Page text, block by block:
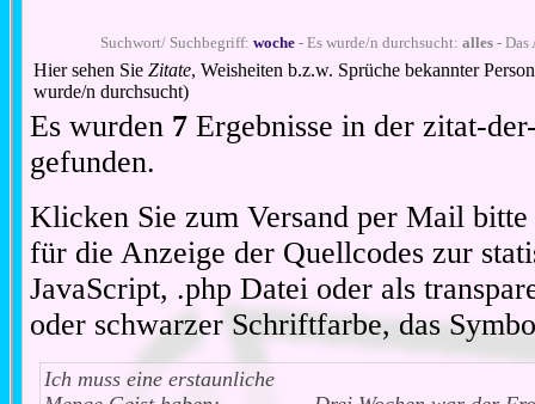
Suchwort/ Suchbegriff: woche- Es wurde/n durchsucht: alles- Das
Hier sehen SieZitate, Weisheiten b.z.w. Sprüche bekannter
wurde/n durchsucht)
Es wurden 7 Ergebnisse in der zitat-
gefunden.
Klicken Sie zum Versand per Mail
für die Anzeige der Quellcodes zur
JavaScript, .php Datei oder als
oder schwarzer Schriftfarbe, das
Ich muss eine erstaunliche